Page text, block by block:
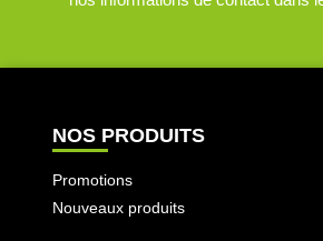
NOS PRODUITS
Promotions
Nouveaux produits